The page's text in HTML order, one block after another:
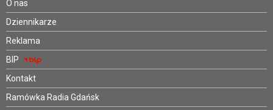
O nas
Dziennikarze
Reklama
BIP
Kontakt
Ramówka Radia Gdańsk